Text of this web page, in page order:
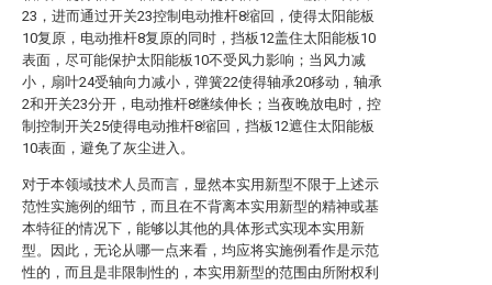
23，进而通过开关23控制电动推杆8缩回，使得太阳能板
10复原，电动推杆8复原的同时，挡板12盖住太阳能板10
表面，尽可能保护太阳能板10不受风力影响；当风力减
小，扇叶24受轴向力减小，弹簧22使得轴承20移动，轴承
2和开关23分开，电动推杆8继续伸长；当夜晚放电时，控
制控制开关25使得电动推杆8缩回，挡板12遮住太阳能板
10表面，避免了灰尘进入。
对于本领域技术人员而言，显然本实用新型不限于上述示
范性实施例的细节，而且在不背离本实用新型的精神或基
本特征的情况下，能够以其他的具体形式实现本实用新
型。因此，无论从哪一点来看，均应将实施例看作是示范
性的，而且是非限制性的，本实用新型的范围由所附权利